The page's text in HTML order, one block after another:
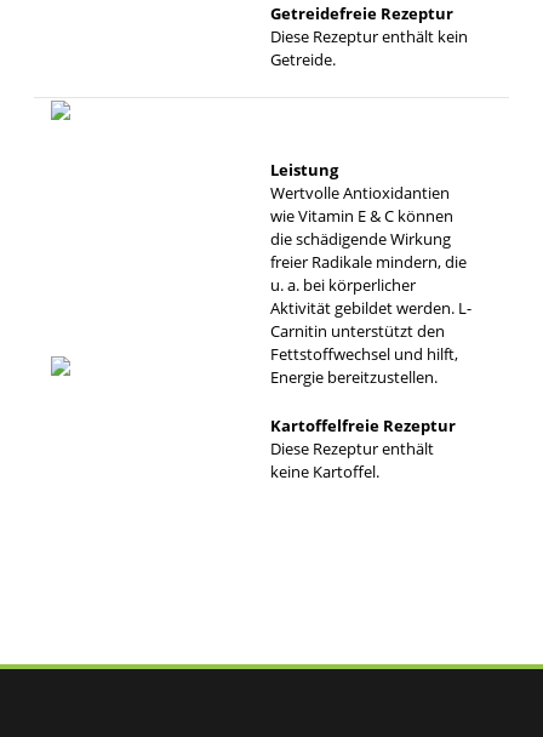
Getreidefreie Rezeptur
Diese Rezeptur enthält kein
Getreide.
Leistung
Wertvolle Antioxidantien
wie Vitamin E & C können
die schädigende Wirkung
freier Radikale mindern, die
u. a. bei körperlicher
Aktivität gebildet werden. L-
Carnitin unterstützt den
Fettstoffwechsel und hilft,
Energie bereitzustellen.
Kartoffelfreie Rezeptur
Diese Rezeptur enthält
keine Kartoffel.